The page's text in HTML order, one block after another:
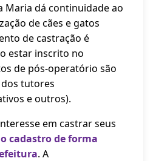
Maria dá continuidade ao
de cães e gatos
de castração é
estar inscrito no
de pós-operatório são
tutores
e outros).
em castrar seus
cadastro de forma
. A